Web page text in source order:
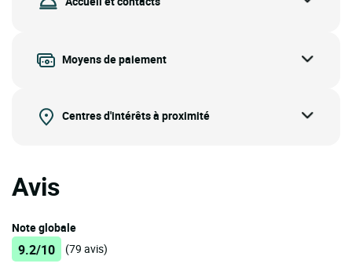
Moyens de paiement
Centres d'intérêts à proximité
Avis
Note globale
9.2/10 (79 avis)